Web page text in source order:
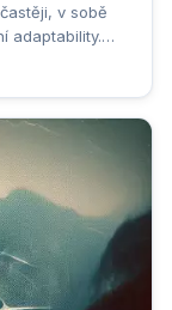
v sobě
adaptability.
opředen